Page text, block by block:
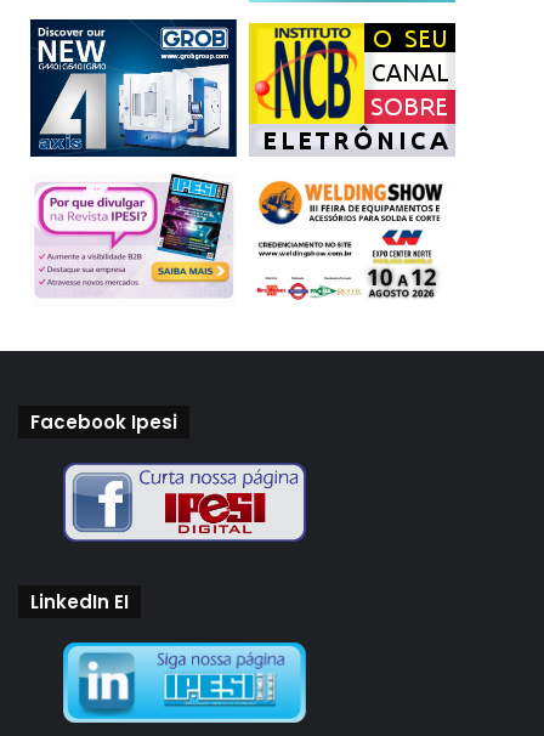
investimentos pequenos negócios
Sebrae Sondagem Conjuntural
Facebook Ipesi
LinkedIn EI